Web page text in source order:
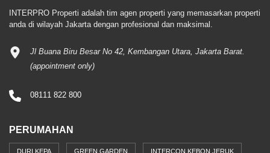
INTERPRO Properti adalah tim agen properti yang memasarkan properti
anda di wilayah Jakarta dengan profesional dan maksimal.
Jl Buana Biru Besar No 42, Kembangan Utara, Jakarta Barat.
(appointment only)
08111 822 800
PERUMAHAN
DURI KEPA GREEN GARDEN INTERCON KEBON JERUK